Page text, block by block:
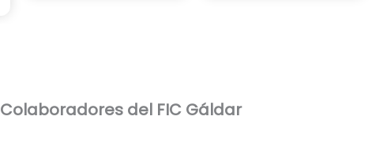
Colaboradores del FIC Gáldar